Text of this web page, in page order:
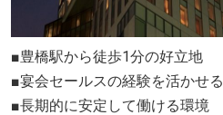
■豊橋駅から徒歩1分の好立地
■宴会セールスの経験を活かせる
■長期的に安定して働ける環境